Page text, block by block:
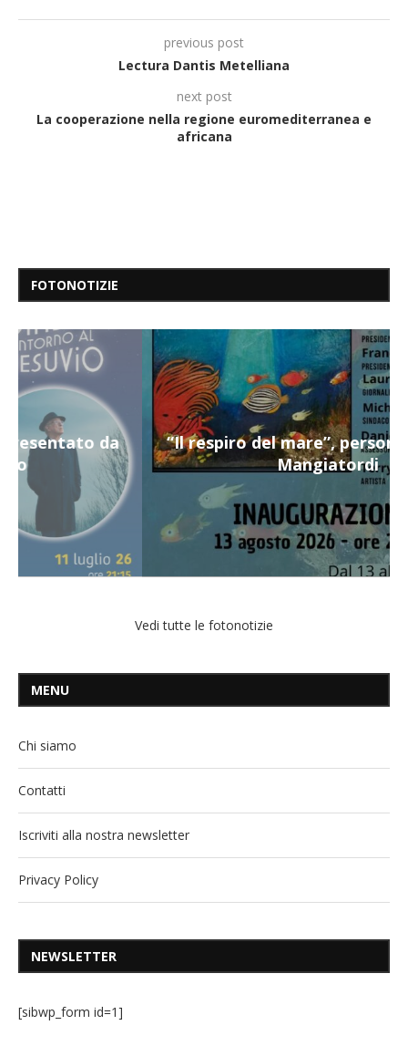
previous post
Lectura Dantis Metelliana
next post
La cooperazione nella regione euromediterranea e
africana
FOTONOTIZIE
“Il respiro del mare”, personale di Terry
Mangiatordi
Vedi tutte le fotonotizie
MENU
Chi siamo
Contatti
Iscriviti alla nostra newsletter
Privacy Policy
NEWSLETTER
[sibwp_form id=1]